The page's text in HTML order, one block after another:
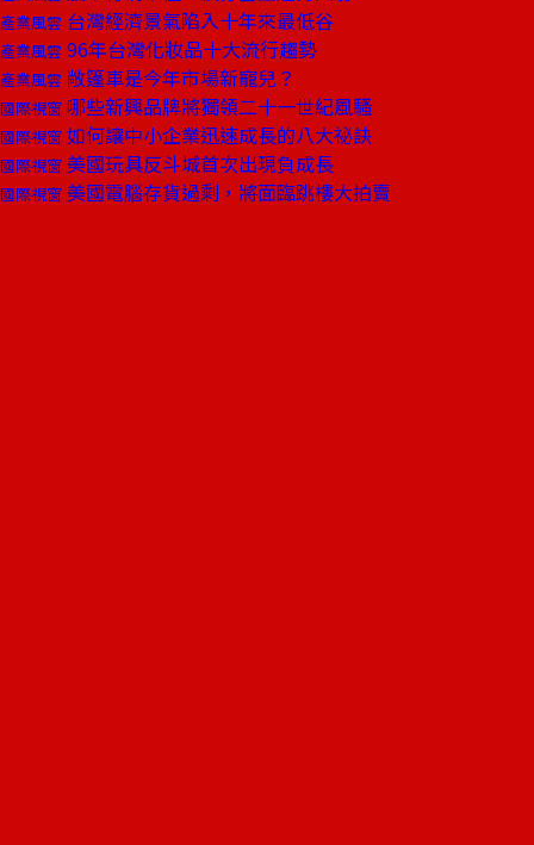
產業風雲 台灣經濟景氣陷入十年來最低谷
產業風雲 96年台灣化妝品十大流行趨勢
產業風雲 敞篷車是今年市場新寵兒？
國際視窗 哪些新興品牌將獨領二十一世紀風騷
國際視窗 如何讓中小企業迅速成長的八大祕訣
國際視窗 美國玩具反斗城首次出現負成長
國際視窗 美國電腦存貨過剩，將面臨跳樓大拍賣